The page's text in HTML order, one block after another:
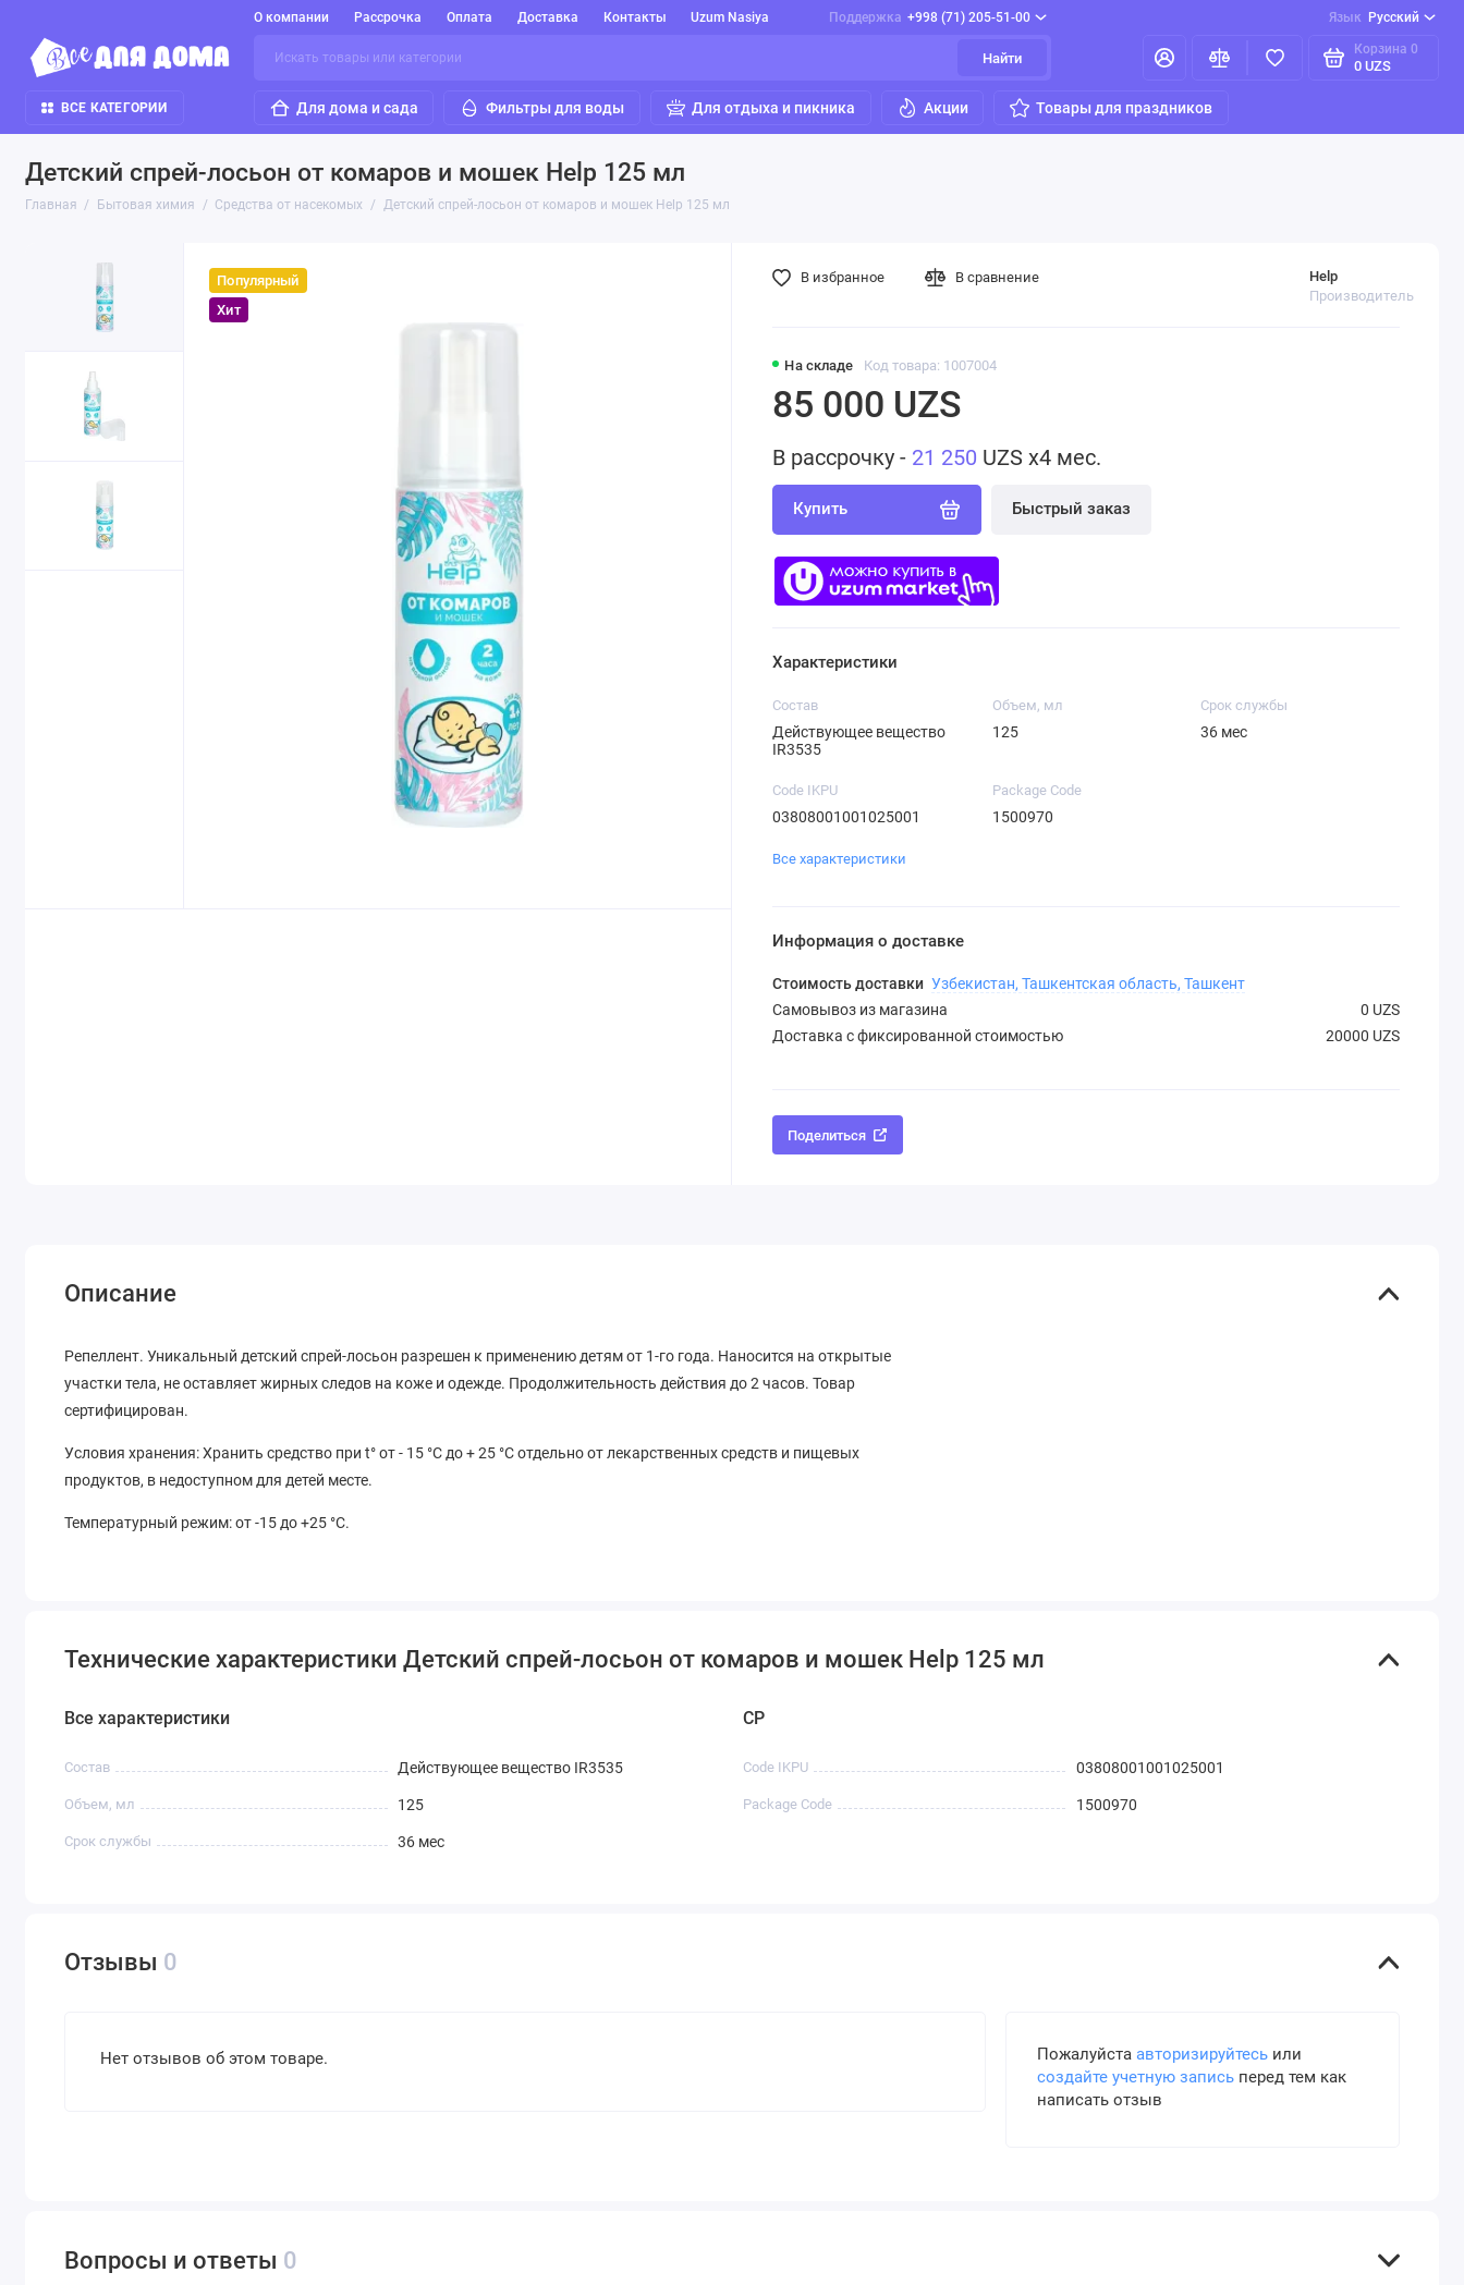
О компании Рассрочка Оплата Доставка Контакты Uzum Nasiya Поддержка +998 (71) 205-51-00 Язык Русский
Найти
Корзина 0
0 UZS
ВСЕ КАТЕГОРИИ Для дома и сада Фильтры для воды Для отдыха и пикника Акции Товары для праздников
Детский спрей-лосьон от комаров и мошек Help 125 мл
Главная Бытовая химия Средства от насекомых Детский спрей-лосьон от комаров и мошек Help 125 мл
Популярный
Хит
На складе Код товара: 1007004
Help
Производитель
85 000 UZS
В рассрочку - 21 250 UZS x4 мес.
Купить Быстрый заказ
В избранное В сравнение
Характеристики
Состав
Действующее вещество
IR3535
Объем, мл
125
Срок службы
36 мес
Code IKPU
03808001001025001
Package Code
1500970
Все характеристики
Информация о доставке
Стоимость доставки Узбекистан, Ташкентская область, Ташкент
Самовывоз из магазина
0 UZS
Доставка с фиксированной стоимостью
20000 UZS
Поделиться
Описание
Репеллент. Уникальный детский спрей-лосьон разрешен к применению детям от 1-го года. Наносится на открытые
участки тела, не оставляет жирных следов на коже и одежде. Продолжительность действия до 2 часов. Товар
сертифицирован.
Условия хранения: Хранить средство при t° от - 15 °С до + 25 °С отдельно от лекарственных средств и пищевых
продуктов, в недоступном для детей месте.
Температурный режим: от -15 до +25 °С.
Технические характеристики Детский спрей-лосьон от комаров и мошек Help 125 мл
Все характеристики
Состав Действующее вещество IR3535
Объем, мл 125
Срок службы 36 мес
CP
Code IKPU 03808001001025001
Package Code 1500970
Отзывы 0
Нет отзывов об этом товаре. Пожалуйста авторизируйтесьили
создайте учетную записьперед тем как
написать отзыв
Вопросы и ответы 0